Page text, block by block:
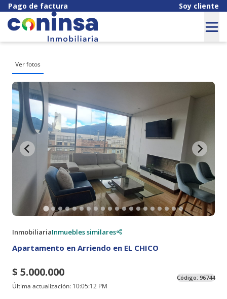
Pago de factura Soy cliente
Ver fotos
InmobiliariaInmuebles similares
Apartamento en Arriendo en EL CHICO
$ 5.000.000
Última actualización: 10:05:12 PM
Código: 96744